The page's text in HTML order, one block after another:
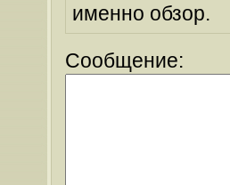
именно обзор.
Сообщение: